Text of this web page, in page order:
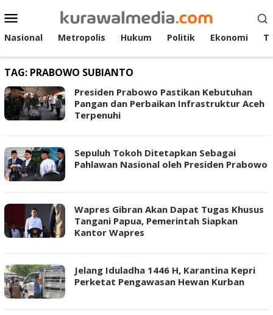
ke
konten
Menu
Mobile
Nasional Metropolis Hukum Politik Ekonomi
TAG: PRABOWO SUBIANTO
Presiden Prabowo Pastikan Kebutuhan
Pangan dan Perbaikan Infrastruktur Aceh
Terpenuhi
Sepuluh Tokoh Ditetapkan Sebagai
Pahlawan Nasional oleh Presiden Prabowo
Wapres Gibran Akan Dapat Tugas Khusus
Tangani Papua, Pemerintah Siapkan
Kantor Wapres
Jelang Iduladha 1446 H, Karantina Kepri
Perketat Pengawasan Hewan Kurban